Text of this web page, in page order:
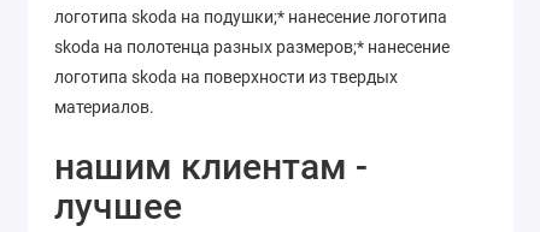
логотипа skoda на подушки;* нанесение логотипа
skoda на полотенца разных размеров;* нанесение
логотипа skoda на поверхности из твердых
материалов.
нашим клиентам -
лучшее